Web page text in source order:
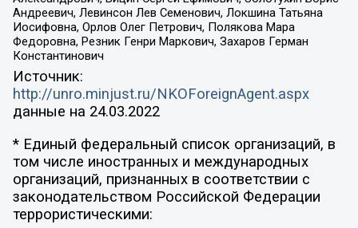
Андреевич, Левинсон Лев Семенович, Локшина Татьяна
Иосифовна, Орлов Олег Петрович, Полякова Мара
Федоровна, Резник Генри Маркович, Захаров Герман
Константинович
Источник:
http://unro.minjust.ru/NKOForeignAgent.aspx
данные на 24.03.2022
* Единый федеральный список организаций, в
том числе иностранных и международных
организаций, признанных в соответствии с
законодательством Российской Федерации
террористическими: